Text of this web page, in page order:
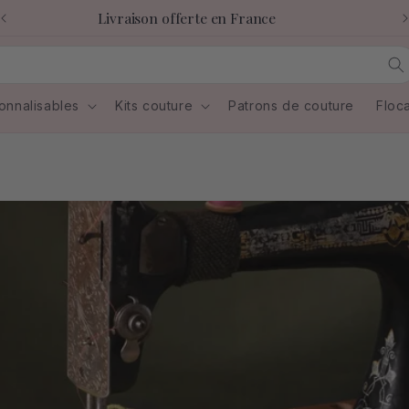
Livraison offerte en France
Kits couture Patrons de couture